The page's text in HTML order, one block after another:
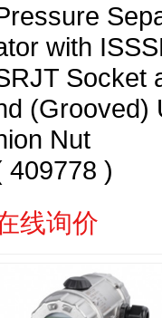
with
Socket
(Grooved)
Nut
409778 )
线询价